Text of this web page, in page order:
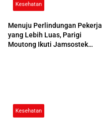
Kesehatan
Menuju Perlindungan Pekerja
yang Lebih Luas, Parigi
Moutong Ikuti Jamsostek
Kesehatan